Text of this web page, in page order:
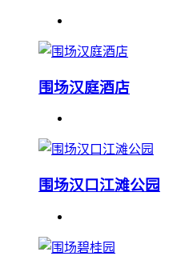
围场汉庭酒店
围场汉口江滩公园